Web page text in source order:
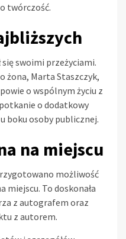
twórczość.
swoimi przeżyciami.
żona, Marta Staszczyk,
o wspólnym życiu z
o dodatkowy
boku osoby publicznej.
na miejscu
możliwość
miejscu. To doskonała
z autografem oraz
z autorem.